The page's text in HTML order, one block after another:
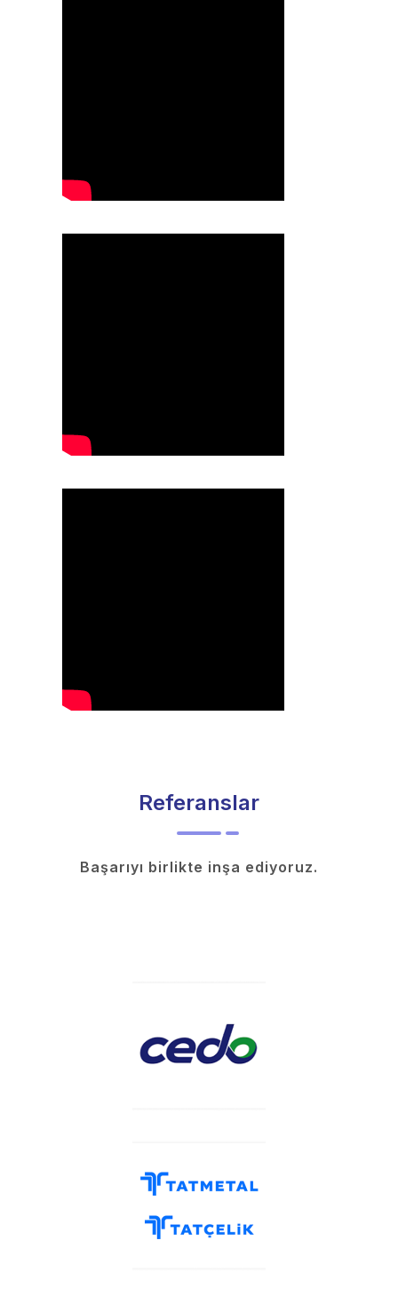
Referanslar
Başarıyı birlikte inşa ediyoruz.